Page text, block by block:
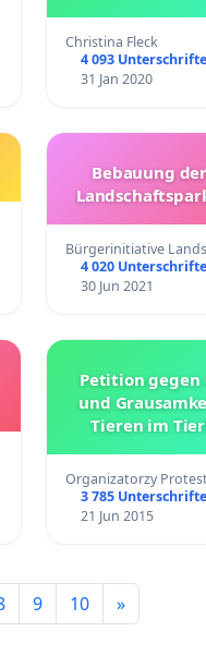
Christina Fleck
4 093
31 Jan 2020
Bebauung
Bürgerinitiative
4 020
30 Jun 2021
Petition gegen
und
Tieren im
Organizatorzy
3 785
21 Jun 2015
9 10 »